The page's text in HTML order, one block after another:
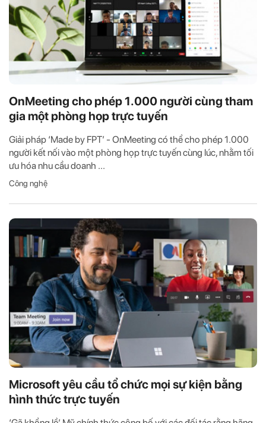
OnMeeting cho phép 1.000 người cùng tham
gia một phòng họp trực tuyến
Giải pháp ‘Made by FPT’ - OnMeeting có thể cho phép 1.000
người kết nối vào một phòng họp trực tuyến cùng lúc, nhằm tối
ưu hóa nhu cầu doanh ...
Công nghệ
Microsoft yêu cầu tổ chức mọi sự kiện bằng
hình thức trực tuyến